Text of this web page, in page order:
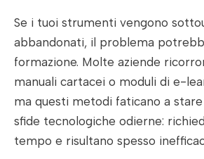
Se i tuoi strumenti vengono
abbandonati, il problema
formazione. Molte aziende
manuali cartacei o moduli di e-
ma questi metodi faticano a
sfide tecnologiche odierne:
tempo e risultano spesso